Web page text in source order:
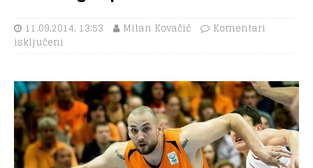
11.09.2014. 13:53 Milan Kovačić
Komentari
isključeni